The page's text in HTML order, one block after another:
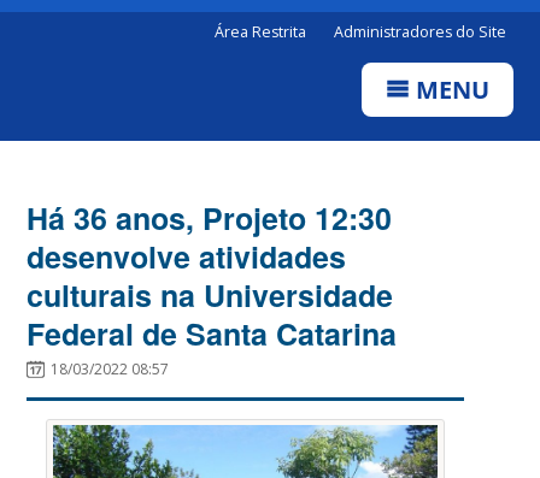
Área Restrita Administradores do Site
MENU
Há 36 anos, Projeto 12:30
desenvolve atividades
culturais na Universidade
Federal de Santa Catarina
18/03/2022 08:57